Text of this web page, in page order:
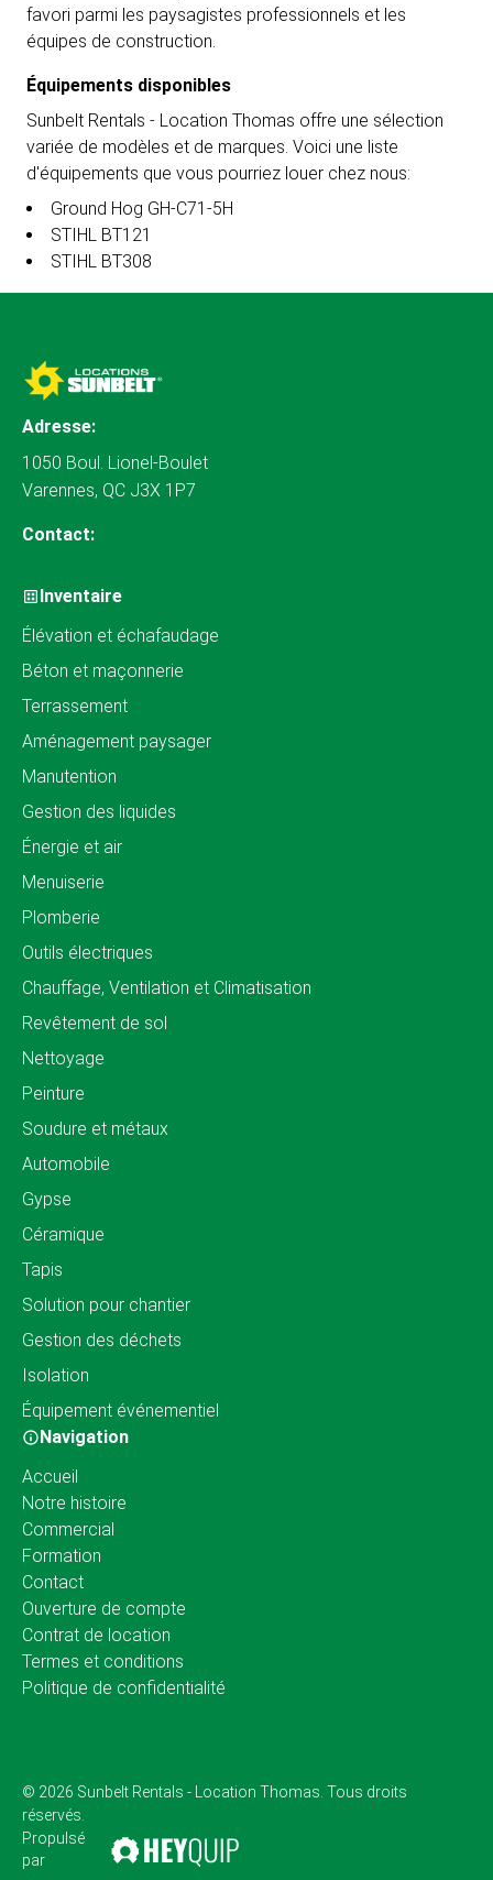
favori parmi les paysagistes professionnels et les
équipes de construction.
Équipements disponibles
Sunbelt Rentals - Location Thomas offre une sélection
variée de modèles et de marques. Voici une liste
d'équipements que vous pourriez louer chez nous:
Ground Hog GH-C71-5H
STIHL BT121
STIHL BT308
Adresse:
1050 Boul. Lionel-Boulet
Varennes, QC J3X 1P7
Contact:
Inventaire
Élévation et échafaudage
Béton et maçonnerie
Terrassement
Aménagement paysager
Manutention
Gestion des liquides
Énergie et air
Menuiserie
Plomberie
Outils électriques
Chauffage, Ventilation et Climatisation
Revêtement de sol
Nettoyage
Peinture
Soudure et métaux
Automobile
Gypse
Céramique
Tapis
Solution pour chantier
Gestion des déchets
Isolation
Équipement événementiel
Navigation
Accueil
Notre histoire
Commercial
Formation
Contact
Ouverture de compte
Contrat de location
Termes et conditions
Politique de confidentialité
© 2026 Sunbelt Rentals - Location Thomas. Tous droits
réservés.
Propulsé
par